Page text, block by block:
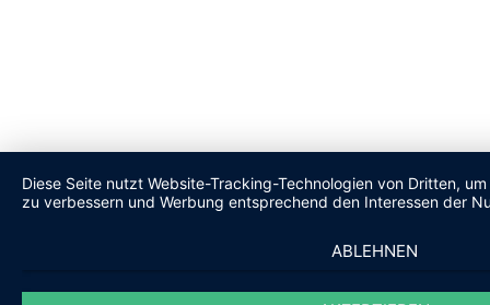
Diese Seite nutzt Website-Tracking-Technologien von Dritten,
zu verbessern und Werbung entsprechend den Interessen der
ABLEHNEN